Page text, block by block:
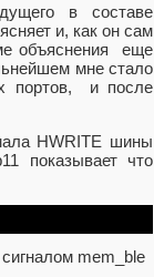
в составе
и, как он сам
объяснения еще
мне стало
портов, и после
HWRITE шины
показывает что
mem_ble